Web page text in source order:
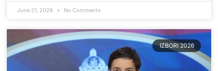
June 21, 2026 No Comments
IZBORI 2026